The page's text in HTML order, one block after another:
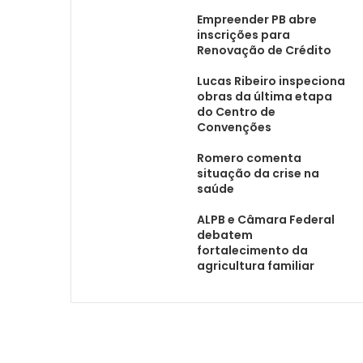
Empreender PB abre
inscrições para
Renovação de Crédito
Lucas Ribeiro inspeciona
obras da última etapa
do Centro de
Convenções
Romero comenta
situação da crise na
saúde
ALPB e Câmara Federal
debatem
fortalecimento da
agricultura familiar